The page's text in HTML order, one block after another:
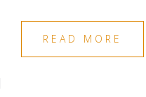
READ MORE